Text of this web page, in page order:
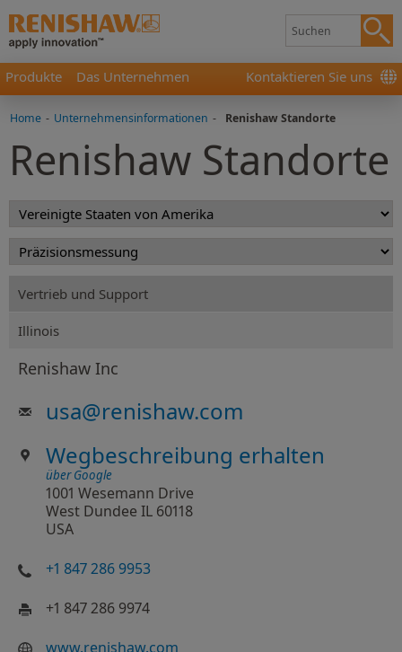
Produkte Das Unternehmen Kontaktieren Sie uns
Home - Unternehmensinformationen - Renishaw Standorte
Renishaw Standorte
Vertrieb und Support
Illinois
Renishaw Inc
usa@renishaw.com
Wegbeschreibung erhalten
über Google
1001 Wesemann Drive
West Dundee IL 60118
USA
+1 847 286 9953
+1 847 286 9974
www.renishaw.com